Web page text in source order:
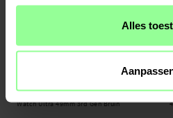
Alles
Dux Ducis -Leren Horlogeband Apple
Watch Ultra 49mm 3rd Gen Bruin